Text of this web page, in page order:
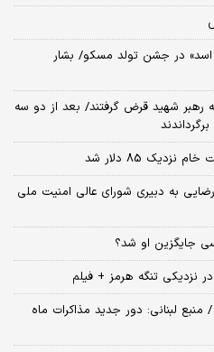
اسد» در جشن تولد مسکو/ بشار
رهبر شهید قرض گرفتند/ بعد از دو سه
85 دلار شد
به دبیری شورای عالی امنیت ملی
جایگزین او شد؟
نزدیکی تنگه هرمز + فیلم
لبنانی: دور جدید مذاکرات ماه